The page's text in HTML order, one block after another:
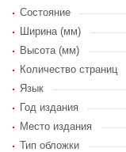
Состояние
Ширина (мм)
Высота (мм)
Количество страниц
Язык
Год издания
Место издания
Тип обложки